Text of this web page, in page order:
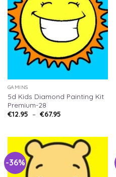
GAMINS
5d Kids Diamond Painting Kit
Premium-28
€12.95 – €67.95
-36%